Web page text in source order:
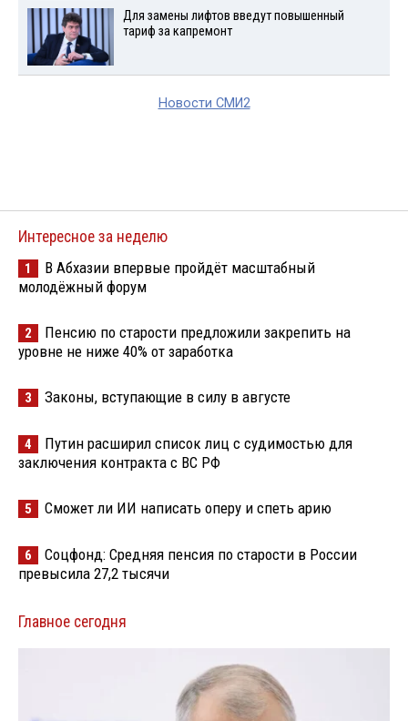
Для замены лифтов введут повышенный
тариф за капремонт
Новости СМИ2
Интересное за неделю
1
В Абхазии впервые пройдёт масштабный
молодёжный форум
2
Пенсию по старости предложили закрепить на
уровне не ниже 40% от заработка
3 Законы, вступающие в силу в августе
4
Путин расширил список лиц с судимостью для
заключения контракта с ВС РФ
5 Сможет ли ИИ написать оперу и спеть арию
6
Соцфонд: Средняя пенсия по старости в России
превысила 27,2 тысячи
Главное сегодня